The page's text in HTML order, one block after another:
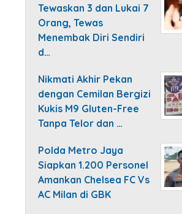
Tewaskan 3 dan Lukai 7
Orang, Tewas
Menembak Diri Sendiri
d…
Nikmati Akhir Pekan
dengan Cemilan Bergizi
Kukis M9 Gluten-Free
Tanpa Telor dan …
Polda Metro Jaya
Siapkan 1.200 Personel
Amankan Chelsea FC Vs
AC Milan di GBK